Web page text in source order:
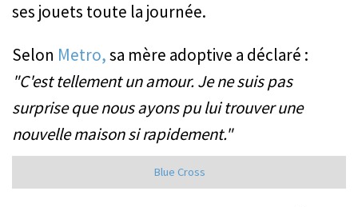
ses jouets toute la journée.
Selon Metro,sa mère adoptive a déclaré :
"C'est tellement un amour. Je ne suis pas
surprise que nous ayons pu lui trouver une
nouvelle maison si rapidement."
Blue Cross